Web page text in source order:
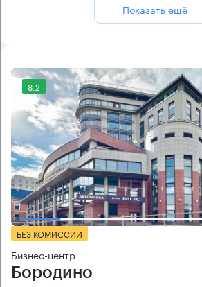
Показать ещё
8.2
БЕЗ КОМИССИИ
Бизнес-центр
Бородино